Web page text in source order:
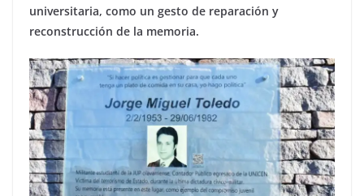
universitaria, como un gesto de reparación y
reconstrucción de la memoria.